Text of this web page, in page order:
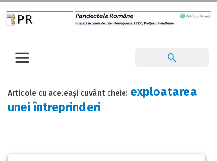
Articole cu aceleași cuvânt cheie: exploatarea
unei întreprinderi